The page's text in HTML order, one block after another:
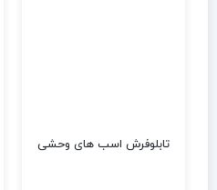
تابلوفرش اسب های وحشی